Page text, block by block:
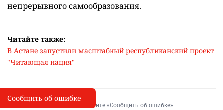
непрерывного самообразования.
Читайте также:
В Астане запустили масштабный республиканский проект
"Читающая нация"
I
Сообщить об опечатке
Выделите фрагмент и нажмите «Сообщить об ошибке»
Сообщить об ошибке